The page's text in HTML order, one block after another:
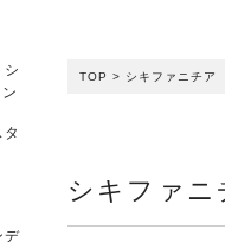
TOP > シキファニチア
シキファニ